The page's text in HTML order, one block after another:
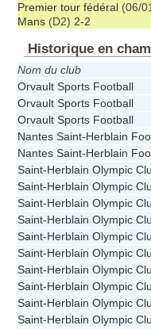
Premier tour fédéral (06/
Mans (D2) 2-2
Historique en
Nom du club
Orvault Sports Football
Orvault Sports Football
Orvault Sports Football
Nantes Saint-Herblain
Nantes Saint-Herblain
Saint-Herblain Olympic
Saint-Herblain Olympic
Saint-Herblain Olympic
Saint-Herblain Olympic
Saint-Herblain Olympic
Saint-Herblain Olympic
Saint-Herblain Olympic
Saint-Herblain Olympic
Saint-Herblain Olympic
Saint-Herblain Olympic